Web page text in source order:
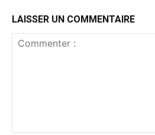
LAISSER UN COMMENTAIRE